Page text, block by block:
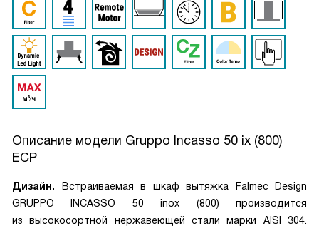
Описание модели Gruppo Incasso 50 ix (800)
ECP
Дизайн. Встраиваемая в шкаф вытяжка Falmec Design
GRUPPO INCASSO 50 inox (800) производится
из высокосортной нержавеющей стали марки AISI 304.